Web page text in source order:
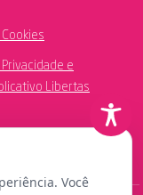
e
Libertas
Você